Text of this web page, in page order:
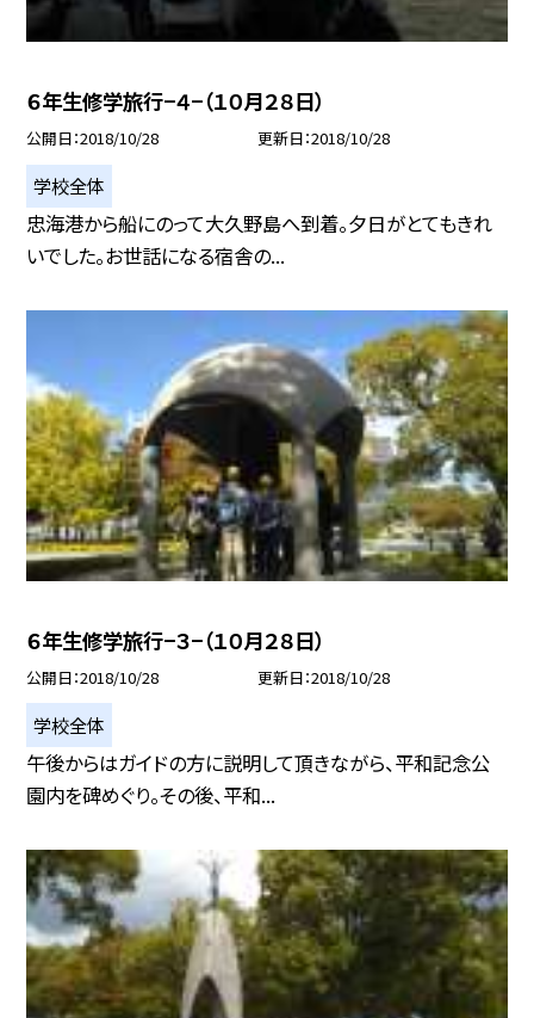
６年生修学旅行−４−（１０月２８日）
公開日 2018/10/28 更新日 2018/10/28
学校全体
忠海港から船にのって大久野島へ到着。夕日がとてもきれ
いでした。お世話になる宿舎の...
６年生修学旅行−３−（１０月２８日）
公開日 2018/10/28 更新日 2018/10/28
学校全体
午後からはガイドの方に説明して頂きながら、平和記念公
園内を碑めぐり。その後、平和...